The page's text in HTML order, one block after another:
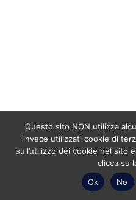
Questo sito NON utilizza
invece utilizzati cookie di
sull’utilizzo dei cookie nel sito
clicca su
Ok
No